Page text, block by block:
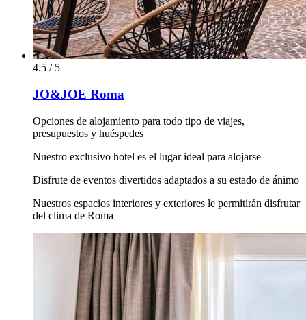
4.5 / 5
JO&JOE Roma
Opciones de alojamiento para todo tipo de viajes,
presupuestos y huéspedes
Nuestro exclusivo hotel es el lugar ideal para alojarse
Disfrute de eventos divertidos adaptados a su estado de ánimo
Nuestros espacios interiores y exteriores le permitirán disfrutar
del clima de Roma